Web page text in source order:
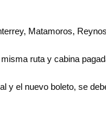
Matamoros,
ruta y cabina
el nuevo boleto, se